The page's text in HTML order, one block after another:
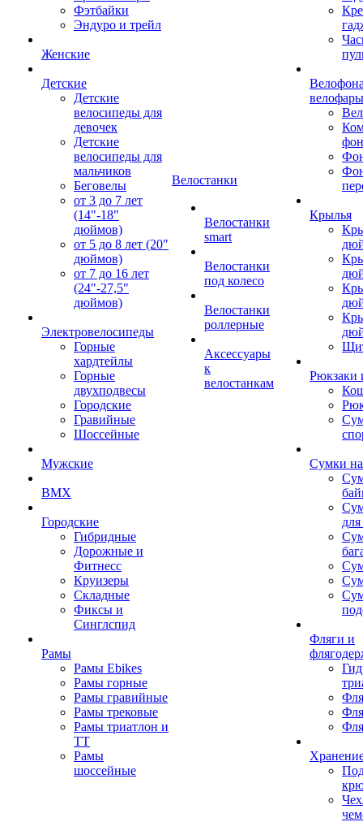
Фэтбайки
Эндуро и трейл
Женские
Детские
Детские
велосипеды для
девочек
Детские
велосипеды для
мальчиков
Беговелы
от 3 до 7 лет
(14"-18"
дюймов)
от 5 до 8 лет (20"
дюймов)
от 7 до 16 лет
(24"-27,5"
дюймов)
Электровелосипеды
Горные
хардтейлы
Горные
двухподвесы
Городские
Гравийные
Шоссейные
Мужские
BMX
Городские
Гибридные
Дорожные и
Фитнесс
Круизеры
Складные
Фиксы и
Синглспид
Рамы
Рамы Ebikes
Рамы горные
Рамы гравийные
Рамы трековые
Рамы триатлон и
ТТ
Рамы
шоссейные
Велостанки
Велостанки
smart
Велостанки
под колесо
Велостанки
роллерные
Аксессуары
к
велостанкам
велофары
Крылья
Рюкзаки
Сумки
Фляги и